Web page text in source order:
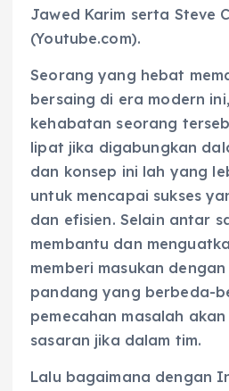
Jawed Karim serta Steve
(Youtube.com).
Seorang yang hebat
bersaing di era modern
kehabatan seorang
lipat jika digabungkan
dan konsep ini lah yang
untuk mencapai sukses
dan efisien. Selain antar
membantu dan
memberi masukan
pandang yang berbeda-
pemecahan masalah
sasaran jika dalam tim.
Lalu bagaimana dengan